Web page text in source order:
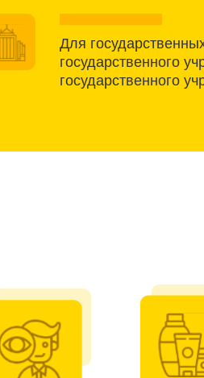
Для
государственного
государственного